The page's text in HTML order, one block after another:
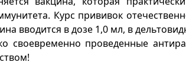
Курс прививок
вводится в дозе 1,0 мл, в
своевременно проведенные